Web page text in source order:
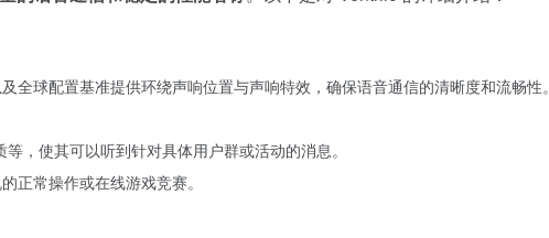
全球配置基准提供环绕声响位置与声响特效，确保语音通信的清晰度和流畅性。
，使其可以听到针对具体用户群或活动的消息。
正常操作或在线游戏竞赛。